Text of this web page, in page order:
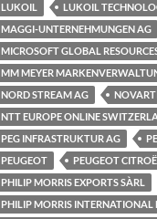
LUKOIL
LUKOIL
MAGGI-UNTERNEHMUNGEN AG
MICROSOFT GLOBAL
MM MEYER
NORD STREAM AG
NTT EUROPE ONLINE
PEG INFRASTRUKTUR AG
PEUGEOT
PEUGEOT
PHILIP MORRIS EXPORTS SÀRL
PHILIP MORRIS